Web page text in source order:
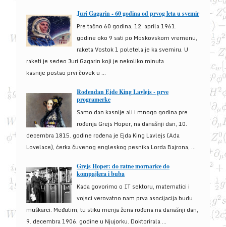
Juri Gagarin - 60 godina od prvog leta u svemir
Pre tačno 60 godina, 12. aprila 1961.
godine oko 9 sati po Moskovskom vremenu,
raketa Vostok 1 poletela je ka svemiru. U
raketi je sedeo Juri Gagarin koji je nekoliko minuta
kasnije postao prvi čovek u ...
Rođendan Ejde King Lavlejs - prve
programerke
Samo dan kasnije ali i mnogo godina pre
rođenja Grejs Hoper, na današnji dan, 10.
decembra 1815. godine rođena je Ejda King Lavlejs (Ada
Lovelace), ćerka čuvenog engleskog pesnika Lorda Bajrona, ...
Grejs Hoper: do ratne mornarice do
kompajlera i buba
Kada govorimo o IT sektoru, matematici i
vojsci verovatno nam prva asocijacija budu
muškarci. Međutim, tu sliku menja žena rođena na današnji dan,
9. decembra 1906. godine u Njujorku. Doktorirala ...